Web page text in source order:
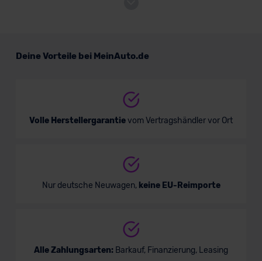
Deine Vorteile bei MeinAuto.de
Volle Herstellergarantievom Vertragshändler vor Ort
Nur deutsche Neuwagen, keine EU-Reimporte
Alle Zahlungsarten: Barkauf, Finanzierung, Leasing